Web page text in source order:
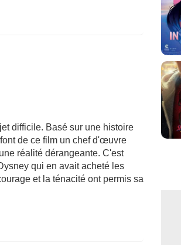
difficile. Basé sur une histoire
de ce film un chef d'œuvre
réalité dérangeante. C'est
qui en avait acheté les
et la ténacité ont permis sa